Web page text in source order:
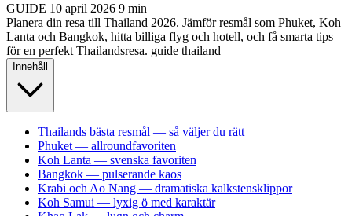
GUIDE 10 april 2026 9 min
Planera din resa till Thailand 2026. Jämför resmål som Phuket, Koh
Lanta och Bangkok, hitta billiga flyg och hotell, och få smarta tips
för en perfekt Thailandsresa. guide thailand
Innehåll
Thailands bästa resmål — så väljer du rätt
Phuket — allroundfavoriten
Koh Lanta — svenska favoriten
Bangkok — pulserande kaos
Krabi och Ao Nang — dramatiska kalkstensklippor
Koh Samui — lyxig ö med karaktär